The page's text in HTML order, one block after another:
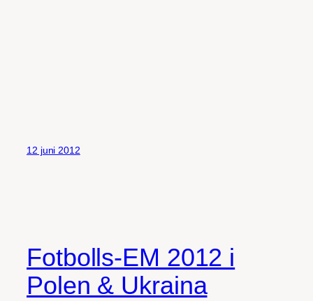
12 juni 2012
Fotbolls-EM 2012 i
Polen & Ukraina